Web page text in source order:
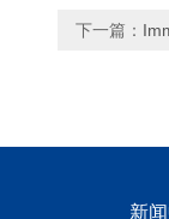
下一篇：
新